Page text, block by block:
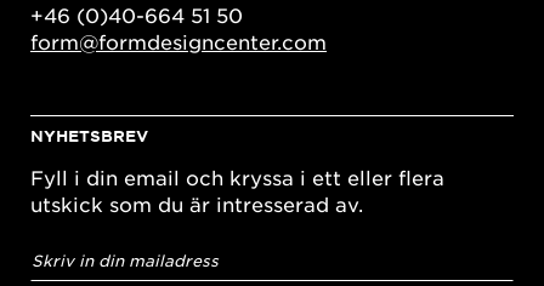
+46 (0)40-664 51 50
form@formdesigncenter.com
NYHETSBREV
Fyll i din email och kryssa i ett eller flera
utskick som du är intresserad av.
postadress*